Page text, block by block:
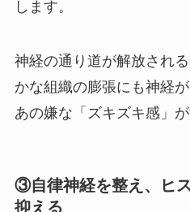
します。
神経の通り道が解放され
かな組織の膨張にも神経
あの嫌な「ズキズキ感」が
③自律神経を整え、ヒ
抑える